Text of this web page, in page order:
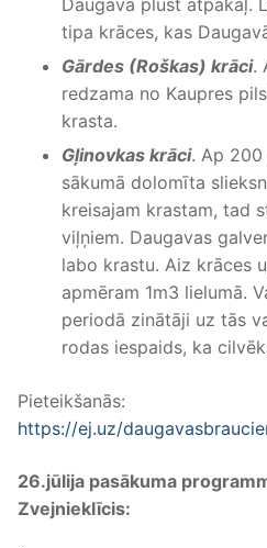
Daugava plūst atpakaļ.
tipa krāces, kas
Gārdes (Roškas) krāci.
redzama no Kaupres
krasta.
Gļinovkas krāci. Ap 200
sākumā dolomīta
kreisajam krastam, tad
viļņiem. Daugavas
labo krastu. Aiz krāces
apmēram 1m3 lielumā.
periodā zinātāji uz tās
rodas iespaids, ka
Pieteikšanās:
https://ej.uz/
26.jūlija pasākuma
Zvejnieklīcis: